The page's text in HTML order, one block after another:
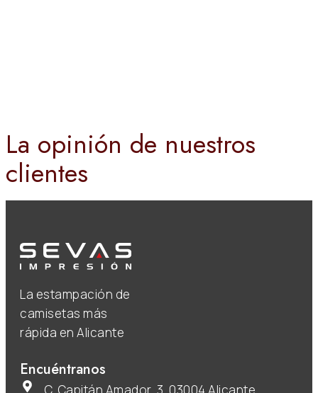
La opinión de nuestros
clientes
La estampación de
camisetas más
rápida en Alicante
Encuéntranos